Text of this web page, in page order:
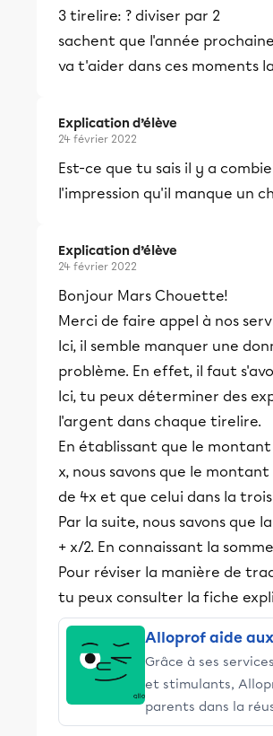
3 tirelire: ? diviser par 2
sachent que l'année
va t'aider dans ces moments
Explication d’élève
24 février 2022
Est-ce que tu sais il y a
l'impression qu'il manque un
Explication d’élève
24 février 2022
Bonjour Mars Chouette!
Merci de faire appel à nos
Ici, il semble manquer une
problème. En effet, il faut
Ici, tu peux déterminer des
l'argent dans chaque tirelire.
En établissant que le
x, nous savons que le
de 4x et que celui dans la
Par la suite, nous savons que
+ x/2. En connaissant la
Pour réviser la manière de
tu peux consulter la fiche
Alloprof aide
Grâce à ses
et stimulants,
parents dans la